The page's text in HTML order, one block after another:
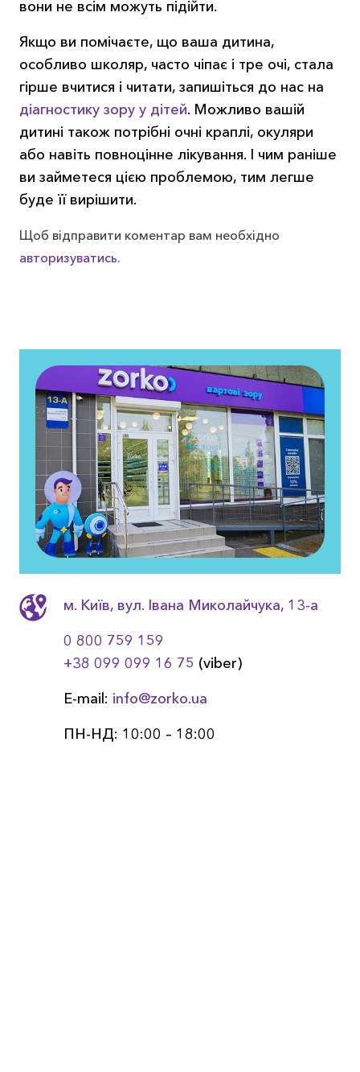
вони не всім можуть підійти.
Якщо ви помічаєте, що ваша дитина,
особливо школяр, часто чіпає і тре очі, стала
гірше вчитися і читати, запишіться до нас на
діагностику зору у дітей. Можливо вашій
дитині також потрібні очні краплі, окуляри
або навіть повноцінне лікування. І чим раніше
ви займетеся цією проблемою, тим легше
буде її вирішити.
Щоб відправити коментар вам необхідно
авторизуватись.
м. Київ, вул. Івана Миколайчука, 13-a
0 800 759 159
+38 099 099 16 75 (viber)
E-mail: info@zorko.ua
ПН-НД: 10:00 – 18:00